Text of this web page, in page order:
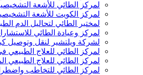
لمركز الطائي للأشعة
لمركز الكويت للأشعة
لمختبر الطائي لتحاليل الدم
لمركز وعيادة الطائي
لشركة ويلتشير لنقل وتوصيل
لمركز الطائي للعلاج الطبيعي
لمركز الطائي للعلاج الطبيعي
لمركز الطائي للتخاطب